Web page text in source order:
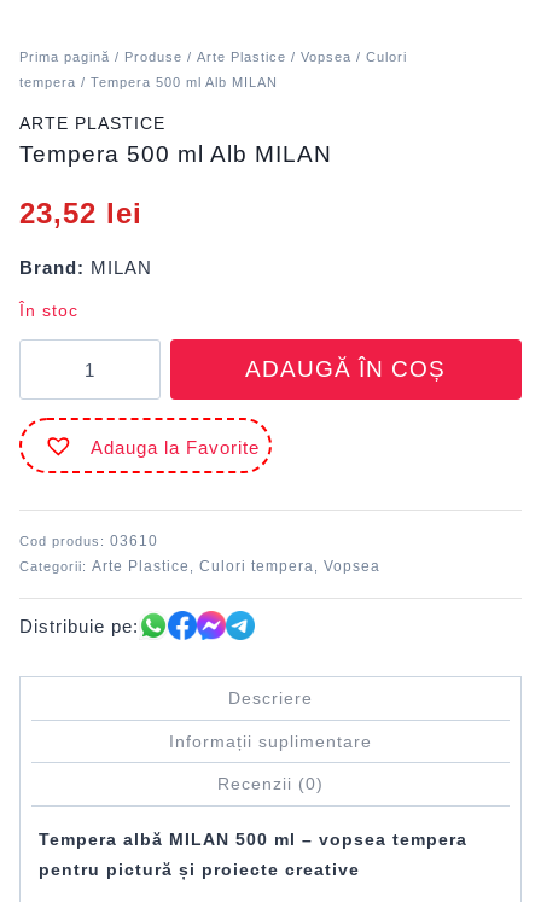
Prima pagină / Produse / Arte Plastice / Vopsea / Culori
tempera / Tempera 500 ml Alb MILAN
ARTE PLASTICE
Tempera 500 ml Alb MILAN
23,52 lei
Brand: MILAN
În stoc
Tempera
500
ml
Alb
MILAN
ADAUGĂ ÎN COȘ
Adauga la Favorite
Cod produs: 03610
Categorii: Arte Plastice , Culori tempera, Vopsea
Distribuie pe:
Descriere
Informații suplimentare
Recenzii (0)
Tempera albă MILAN 500 ml – vopsea tempera
pentru pictură și proiecte creative